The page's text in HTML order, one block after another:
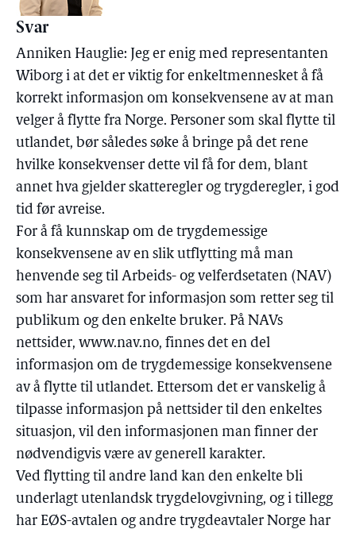
Svar
Anniken Hauglie: Jeg er enig med representanten
Wiborg i at det er viktig for enkeltmennesket å få
korrekt informasjon om konsekvensene av at man
velger å flytte fra Norge. Personer som skal flytte til
utlandet, bør således søke å bringe på det rene
hvilke konsekvenser dette vil få for dem, blant
annet hva gjelder skatteregler og trygderegler, i god
tid før avreise.
For å få kunnskap om de trygdemessige
konsekvensene av en slik utflytting må man
henvende seg til Arbeids- og velferdsetaten (NAV)
som har ansvaret for informasjon som retter seg til
publikum og den enkelte bruker. På NAVs
nettsider, www.nav.no, finnes det en del
informasjon om de trygdemessige konsekvensene
av å flytte til utlandet. Ettersom det er vanskelig å
tilpasse informasjon på nettsider til den enkeltes
situasjon, vil den informasjonen man finner der
nødvendigvis være av generell karakter.
Ved flytting til andre land kan den enkelte bli
underlagt utenlandsk trygdelovgivning, og i tillegg
har EØS-avtalen og andre trygdeavtaler Norge har